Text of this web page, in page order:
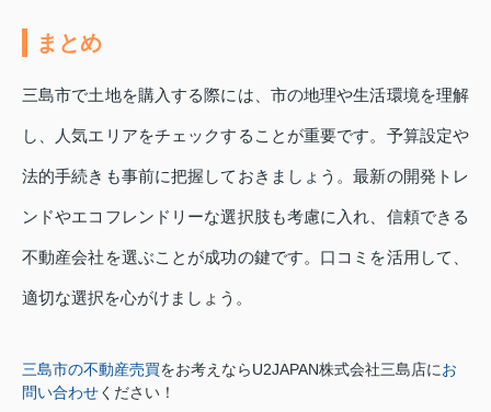
まとめ
三島市で土地を購入する際には、市の地理や生活環境を理解
し、人気エリアをチェックすることが重要です。予算設定や
法的手続きも事前に把握しておきましょう。最新の開発トレ
ンドやエコフレンドリーな選択肢も考慮に入れ、信頼できる
不動産会社を選ぶことが成功の鍵です。口コミを活用して、
適切な選択を心がけましょう。
三島市の不動産売買をお考えならU2JAPAN株式会社三島店にお
問い合わせください！